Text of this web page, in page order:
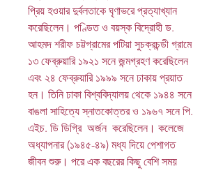
প্রিয় হওয়ার দুর্বলতাকে ঘৃণাভরে প্রত্যাখ্যান
করেছিলেন। পণ্ডিত ও বয়স্ক বিদ্রোহী ড.
আহমদ শরীফ চট্টগ্রামের পটিয়া সুচক্রচন্ডী গ্রামে
১৩ ফেব্রুয়ারি ১৯২১ সনে জন্মগ্রহণ করেছিলেন
এবং ২৪ ফেব্রুয়ারি ১৯৯৯ সনে ঢাকায় প্রয়াত
হন। তিনি ঢাকা বিশ্ববিদ্যালয় থেকে ১৯৪৪ সনে
বাঙলা সাহিত্যে স্নাতকোত্তর ও ১৯৬৭ সনে পি.
এইচ. ডি ডিগ্রি অর্জন করেছিলেন। কলেজে
অধ্যাপনার (১৯৪৫-৪৯) মধ্য দিয়ে পেশাগত
জীবন শুরু। পরে এক বছরের কিছু বেশি সময়